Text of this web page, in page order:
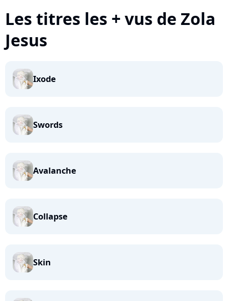
Les titres les + vus de Zola
Jesus
Ixode
Swords
Avalanche
Collapse
Skin